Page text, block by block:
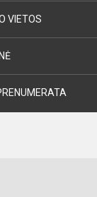
VIETOS